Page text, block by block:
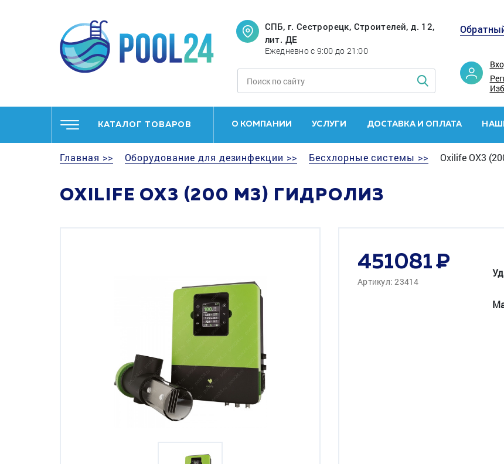
СПБ, г. Сестрорецк, Строителей, д. 12,
лит. ДЕ
Ежедневно с 9:00 до 21:00
КАТАЛОГ ТОВАРОВ О КОМПАНИИ УСЛУГИ ДОСТАВКА И ОПЛАТА
Главная >> Оборудование для дезинфекции >> Бесхлорные системы >> Oxilife OX3
OXILIFE OX3 (200 М3) ГИДРОЛИЗ
451081
Артикул: 23414